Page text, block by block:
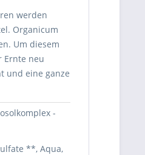
werden
Organicum
Um diesem
Ernte neu
und eine ganze
**, Aqua,